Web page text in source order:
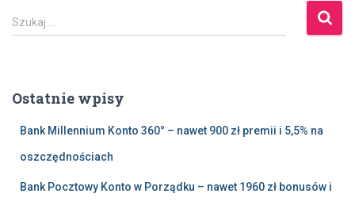
S
z
j
Szukaj …
Ostatnie wpisy
Bank Millennium Konto 360° – nawet 900 zł premii i 5,5% na
oszczędnościach
Bank Pocztowy Konto w Porządku – nawet 1960 zł bonusów i